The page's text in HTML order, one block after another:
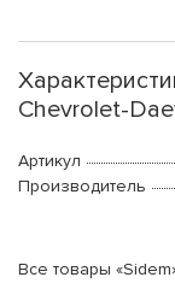
Chevrolet-
Артикул
Производитель
Все товары